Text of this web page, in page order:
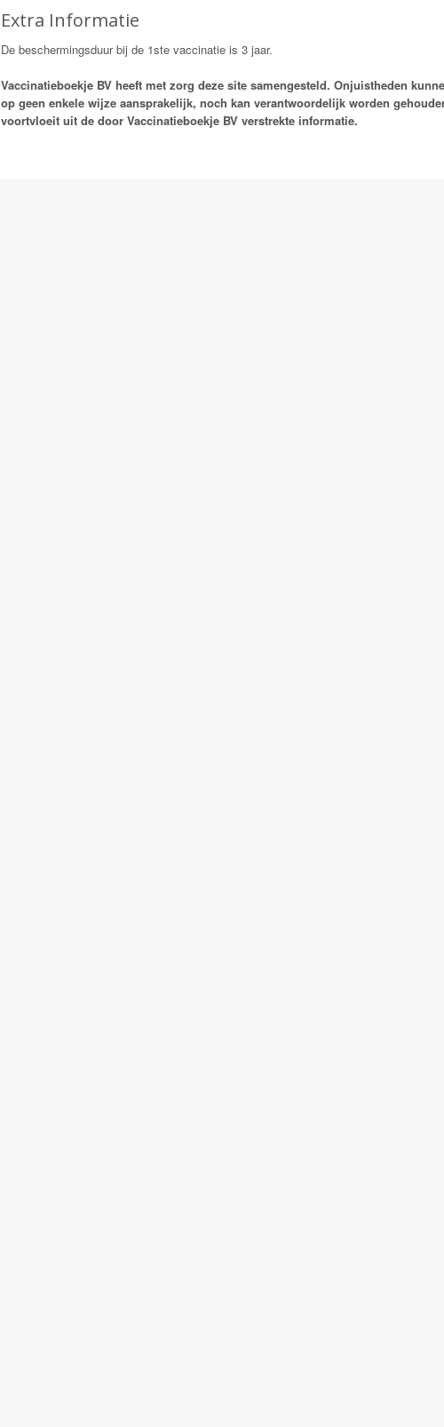
Extra Informatie
De beschermingsduur bij de 1ste vaccinatie is 3 jaar.
Vaccinatieboekje BV heeft met zorg deze site samengesteld. Onjuistheden
op geen enkele wijze aansprakelijk, noch kan verantwoordelijk worden
voortvloeit uit de door Vaccinatieboekje BV verstrekte informatie.